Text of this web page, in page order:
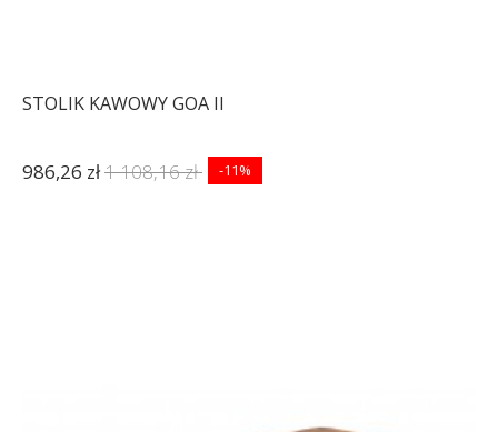
STOLIK KAWOWY GOA II
986,26 zł1 108,16 zł -11%